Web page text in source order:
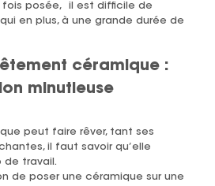
fois posée, il est difficile de
en plus, à une grande durée de
céramique :
minutieuse
peut faire rêver, tant ses
il faut savoir qu’elle
de travail.
de poser une céramique sur une